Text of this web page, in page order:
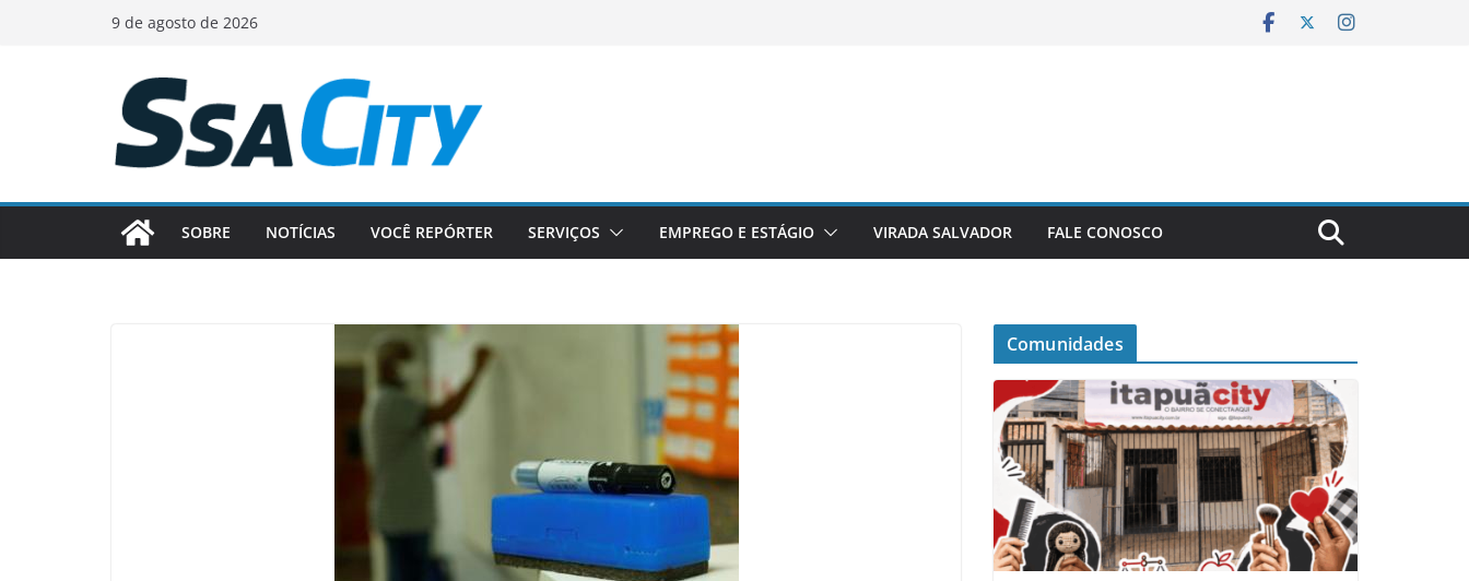
9 de agosto de 2026
SOBRE NOTÍCIAS VOCÊ REPÓRTER SERVIÇOS EMPREGO E ESTÁGIO VIRADA SALVADOR FALE CONOSCO
Comunidades